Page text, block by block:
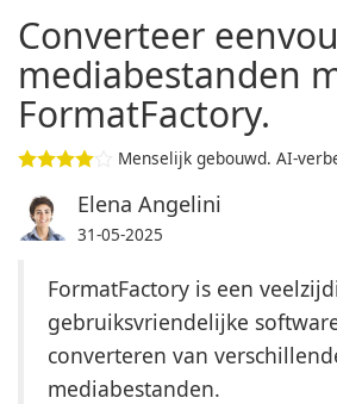
Converteer
mediabestanden
FormatFactory.
Menselijk gebouwd. AI-
Elena Angelini
31-05-2025
FormatFactory is een
gebruiksvriendelijke
converteren van
mediabestanden.